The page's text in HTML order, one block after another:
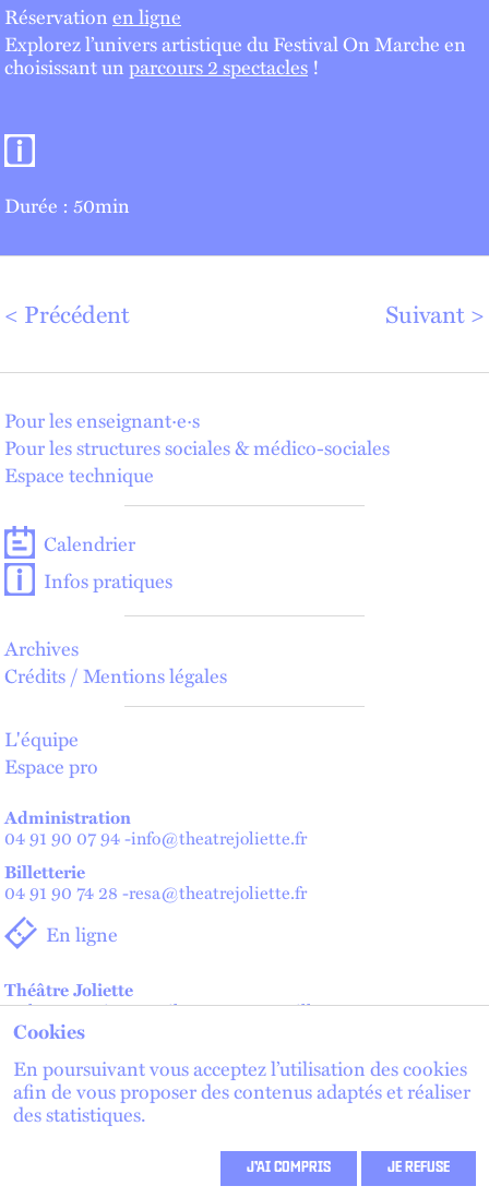
Réservationen ligne
Explorez l’univers artistique du Festival On Marche en
choisissant unparcours 2 spectacles !
Informations pratiques
Durée : 50min
Précédent Suivant
Pour les enseignant·e·s
Pour les structures sociales & médico-sociales
Espace technique
Calendrier
Infos pratiques
Archives
Crédits / Mentions légales
L'équipe
Espace pro
Administration
04 91 90 07 94-info@theatrejoliette.fr
Billetterie
04 91 90 74 28 -resa@theatrejoliette.fr
En ligne
Théâtre Joliette
2 place Henri Verneuil - 13002 Marseille
Théâtre de Lenche — Maison des artistes
2 place de Lenche - 13002 Marseille
lien externe
lien externe
lien externe
Cookies
En poursuivant vous acceptez l’utilisation des cookies
afin de vous proposer des contenus adaptés et réaliser
des statistiques.
J’AI COMPRIS JE REFUSE